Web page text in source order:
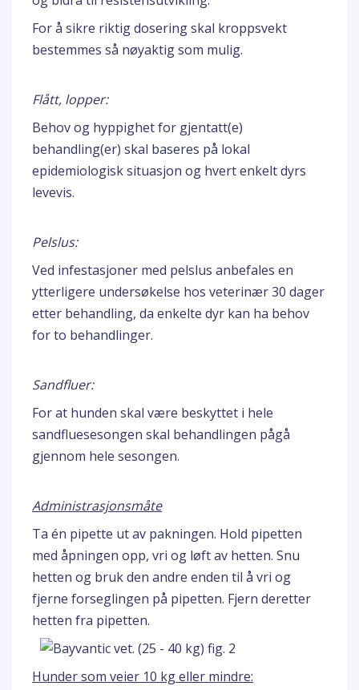
For å sikre riktig dosering skal kroppsvekt
bestemmes så nøyaktig som mulig.
Flått, lopper:
Behov og hyppighet for gjentatt(e)
behandling(er) skal baseres på lokal
epidemiologisk situasjon og hvert enkelt dyrs
levevis.
Pelslus:
Ved infestasjoner med pelslus anbefales en
ytterligere undersøkelse hos veterinær 30 dager
etter behandling, da enkelte dyr kan ha behov
for to behandlinger.
Sandfluer:
For at hunden skal være beskyttet i hele
sandfluesesongen skal behandlingen pågå
gjennom hele sesongen.
Administrasjonsmåte
Ta én pipette ut av pakningen. Hold pipetten
med åpningen opp, vri og løft av hetten. Snu
hetten og bruk den andre enden til å vri og
fjerne forseglingen på pipetten. Fjern deretter
hetten fra pipetten.
Hunder som veier 10 kg eller mindre: